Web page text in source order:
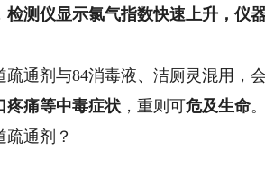
检测仪显示氯气指数快速上升，仪
通剂与84消毒液、洁厕灵混用，
疼痛等中毒症状 ，重则可危及生命。
通剂？